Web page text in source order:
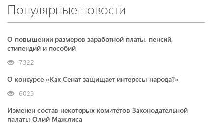
Популярные новости
О повышении размеров заработной платы, пенсий,
стипендий и пособий
7322
О конкурсе «Как Сенат защищает интересы народа?»
6023
Изменен состав некоторых комитетов Законодательной
палаты Олий Мажлиса